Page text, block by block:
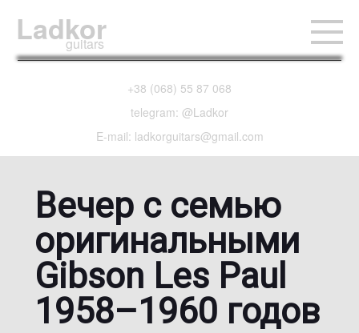
Ladkor
guitars
+38 (068) 55 87 068
telegram: @Ladkor
E-mail: ladkorguitars@gmail.com
Вечер с семью
оригинальными
Gibson Les Paul
1958–1960 годов